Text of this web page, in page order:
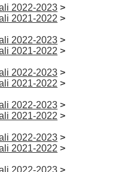
2022-2023 >
2021-2022 >
2022-2023 >
2021-2022 >
2022-2023 >
2021-2022 >
2022-2023 >
2021-2022 >
2022-2023 >
2021-2022 >